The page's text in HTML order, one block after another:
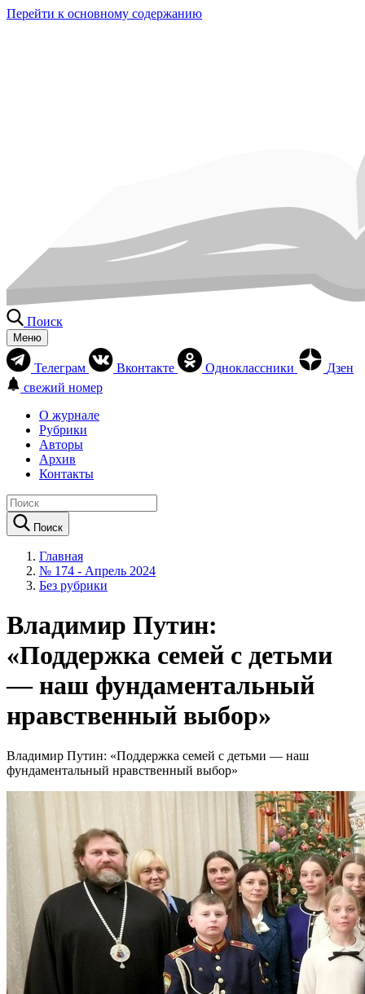
Перейти к основному содержанию
Поиск
Меню
Телеграм Вконтакте Одноклассники
Дзен
свежий номер
О журнале
Рубрики
Авторы
Архив
Контакты
Поиск
Главная
№ 174 - Апрель 2024
Без рубрики
Владимир Путин:
«Поддержка семей с детьми
— наш фундаментальный
нравственный выбор»
Владимир Путин: «Поддержка семей с детьми — наш
фундаментальный нравственный выбор»